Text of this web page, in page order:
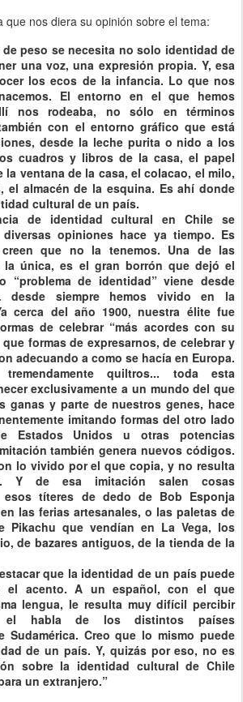
que nos diera su opinión sobre el tema:
de peso se necesita no solo identidad de
una voz, una expresión propia. Y, esa
los ecos de la infancia. Lo que nos
El entorno en el que hemos
nos rodeaba, no sólo en términos
con el entorno gráfico que está
desde la leche purita o nido a los
cuadros y libros de la casa, el papel
la ventana de la casa, el colacao, el milo,
el almacén de la esquina. Es ahí donde
cultural de un país.
de identidad cultural en Chile se
opiniones hace ya tiempo. Es
que no la tenemos. Una de las
la única, es el gran borrón que dejó el
“problema de identidad” viene desde
desde siempre hemos vivido en la
cerca del año 1900, nuestra élite fue
de celebrar “más acordes con su
formas de expresarnos, de celebrar y
adecuando a como se hacía en Europa.
quiltros... toda esta
exclusivamente a un mundo del que
ganas y parte de nuestros genes, hace
imitando formas del otro lado
Estados Unidos u otras potencias
también genera nuevos códigos.
lo vivido por el que copia, y no resulta
Y de esa imitación salen cosas
esos títeres de dedo de Bob Esponja
las ferias artesanales, o las paletas de
Pikachu que vendían en La Vega, los
de bazares antiguos, de la tienda de la
que la identidad de un país puede
el acento. A un español, con el que
lengua, le resulta muy difícil percibir
el habla de los distintos países
Sudamérica. Creo que lo mismo puede
de un país. Y, quizás por eso, no es
sobre la identidad cultural de Chile
un extranjero.”